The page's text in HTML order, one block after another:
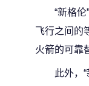
“新格
飞行之间的
火箭的可靠
此外，